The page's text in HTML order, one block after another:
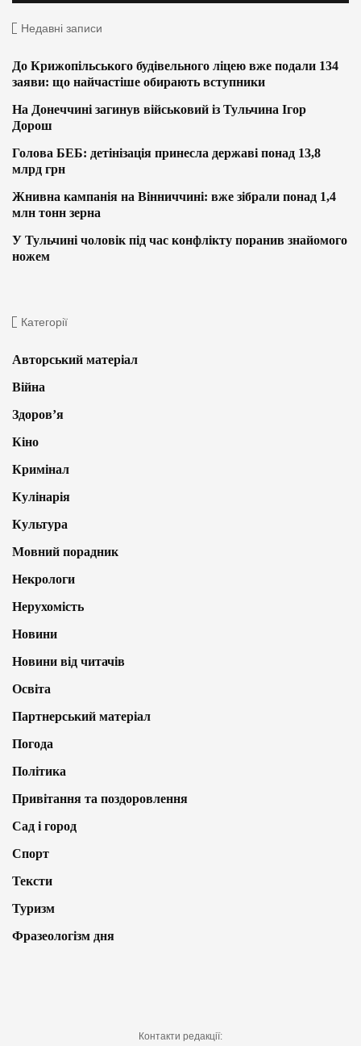
Недавні записи
До Крижопільського будівельного ліцею вже подали 134
заяви: що найчастіше обирають вступники
На Донеччині загинув військовий із Тульчина Ігор
Дорош
Голова БЕБ: детінізація принесла державі понад 13,8
млрд грн
Жнивна кампанія на Вінниччині: вже зібрали понад 1,4
млн тонн зерна
У Тульчині чоловік під час конфлікту поранив знайомого
ножем
Категорії
Авторський матеріал
Війна
Здоров’я
Кіно
Кримінал
Кулінарія
Культура
Мовний порадник
Некрологи
Нерухомість
Новини
Новини від читачів
Освіта
Партнерський матеріал
Погода
Політика
Привітання та поздоровлення
Сад і город
Спорт
Тексти
Туризм
Фразеологізм дня
Контакти редакції: